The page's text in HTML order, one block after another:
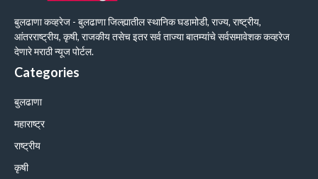
बुलढाणा कव्हरेज - बुलढाणा जिल्ह्यातील स्थानिक घडामोडी, राज्य, राष्ट्रीय,
आंतरराष्ट्रीय, कृषी, राजकीय तसेच इतर सर्व ताज्या बातम्यांचे सर्वसमावेशक कव्हरेज
देणारे मराठी न्यूज पोर्टल.
Categories
बुलढाणा
महाराष्ट्र
राष्ट्रीय
कृषी